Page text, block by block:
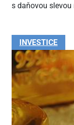
s daňovou slevou
INVESTICE